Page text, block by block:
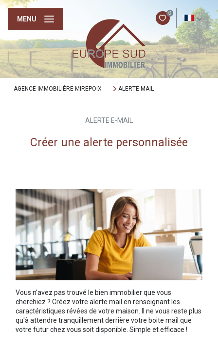
0
FR
MENU
AGENCE IMMOBILIÈRE MIREPOIX ALERTE MAIL
ALERTE E-MAIL
Créer une alerte personnalisée
Vous n'avez pas trouvé le bien immobilier que vous
cherchiez ? Créez votre alerte mail en renseignant les
caractéristiques révées de votre maison. Il ne vous reste plus
qu'à attendre tranquillement derrière votre boite mail que
votre futur chez vous soit disponible. Simple et efficace !